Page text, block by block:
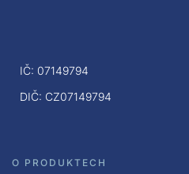
IČ: 07149794
DIČ: CZ07149794
O PRODUKTECH